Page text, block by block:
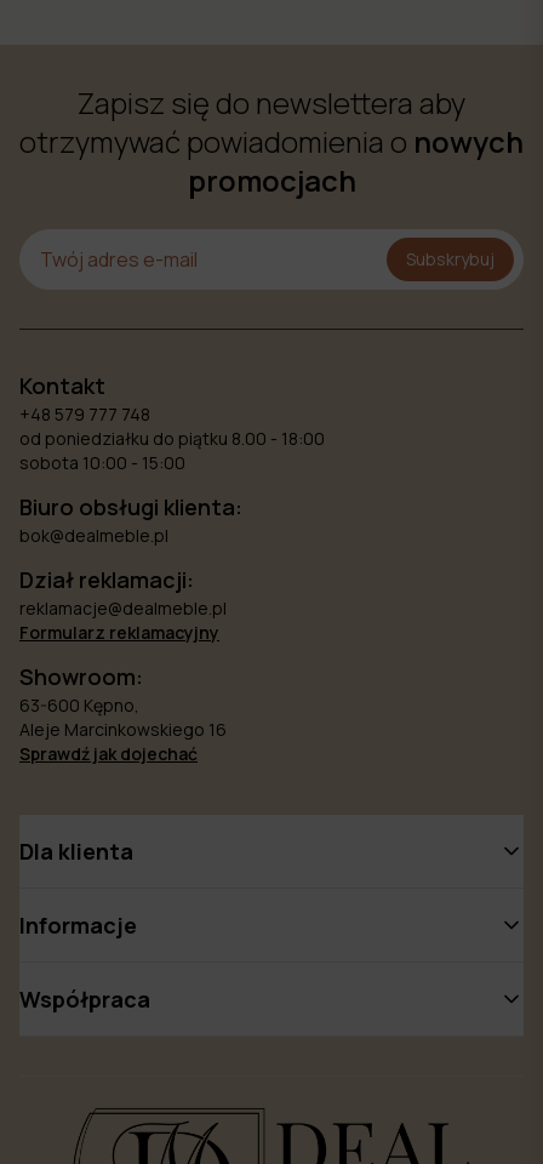
Zapisz się do newslettera aby
otrzymywać powiadomienia o nowych
promocjach
Subskrybuj
Kontakt
+48 579 777 748
od poniedziałku do piątku 8.00 - 18:00
sobota 10:00 - 15:00
Biuro obsługi klienta:
bok@dealmeble.pl
Dział reklamacji:
reklamacje@dealmeble.pl
Formularz reklamacyjny
Showroom:
63-600 Kępno,
Aleje Marcinkowskiego 16
Sprawdź jak dojechać
Dla klienta
Informacje
Współpraca